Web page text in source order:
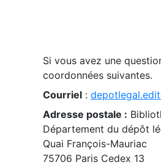
Si vous avez une
coordonnées suivantes.
Courriel :
Adresse postale :
Département du dépôt
Quai François-Mauriac
75706 Paris Cedex 13